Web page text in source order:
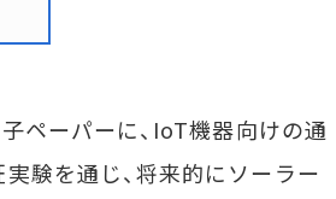
ペーパーに、IoT機器向けの通
験を通じ、将来的にソーラー